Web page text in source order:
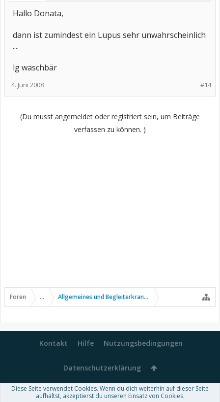
Hallo Donata,
dann ist zumindest ein Lupus sehr unwahrscheinlich
....
lg waschbär
#14
4. Juni 2008
(Du musst angemeldet oder registriert sein, um Beiträge
verfassen zu können. )
Foren ... Allgemeines und Begleiterkrankungen
Kontakt Hilfe Nutzungsbedingungen
Datenschutzerklärung
Forum software by XenForo™-Deutsch von xenDach
Diese Seite verwendet Cookies. Wenn du dich weiterhin auf dieser Seite
aufhältst, akzeptierst du unseren Einsatz von Cookies.